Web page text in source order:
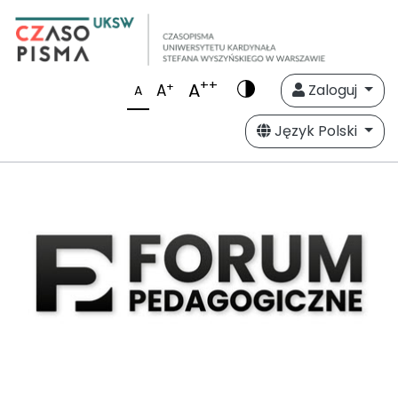
A A+ A++
Zaloguj
Język Polski